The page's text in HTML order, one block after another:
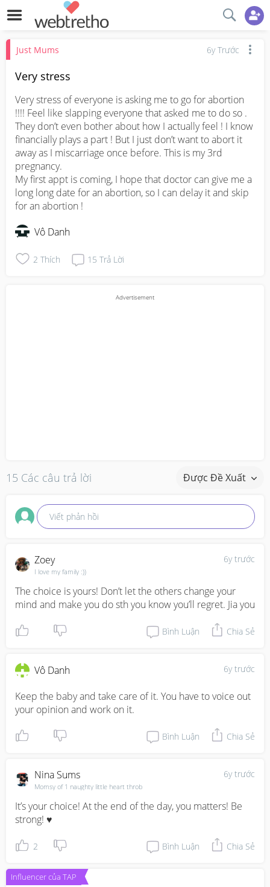
Just Mums 6y Trước
Very stress
Very stress of everyone is asking me to go for abortion
!!!! Feel like slapping everyone that asked me to do so .
They don’t even bother about how I actually feel ! I know
financially plays a part ! But I just don’t want to abort it
away as I miscarriage once before. This is my 3rd
pregnancy.
My first appt is coming, I hope that doctor can give me a
long long date for an abortion, so I can delay it and skip
for an abortion !
Vô Danh
2 Thích 15 Trả Lời
15 Các câu trả lời Được Đề Xuất
Viết phản hồi
6y trước
Zoey
I love my family :))
The choice is yours! Don’t let the others change your
mind and make you do sth you know you’ll regret. Jia you
Bình Luận Chia Sẻ
6y trước
Vô Danh
Keep the baby and take care of it. You have to voice out
your opinion and work on it.
Bình Luận Chia Sẻ
6y trước
Nina Sums
Momsy of 1 naughty little heart throb
It’s your choice! At the end of the day, you matters! Be
strong! ♥️
2 Bình Luận Chia Sẻ
Influencer của TAP